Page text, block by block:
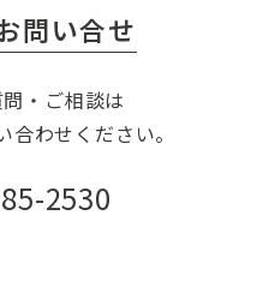
問い合せ
・ご相談は
合わせください。
2530